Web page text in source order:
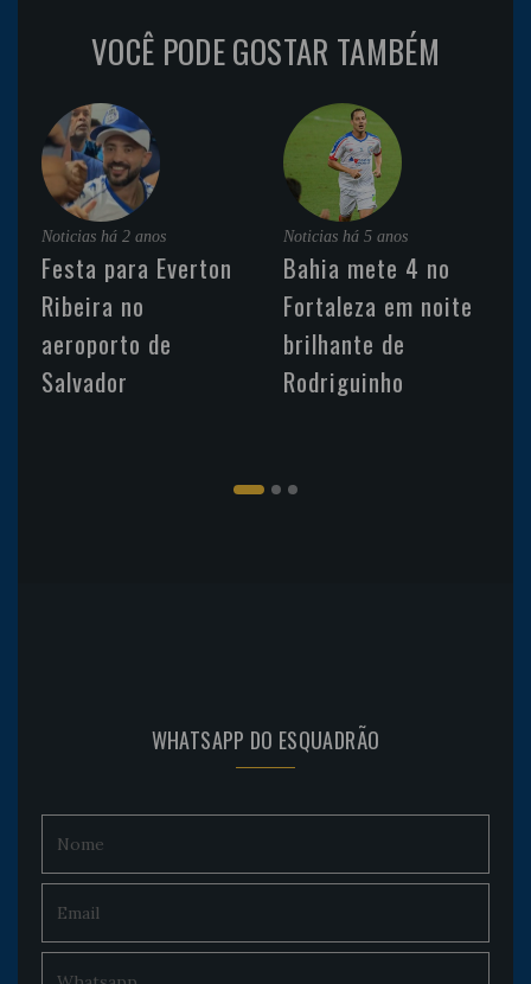
VOCÊ PODE GOSTAR TAMBÉM
Noticias há 2 anos
Festa para Everton
Ribeira no
aeroporto de
Salvador
Noticias há 5 anos
Bahia mete 4 no
Fortaleza em noite
brilhante de
Rodriguinho
WHATSAPP DO ESQUADRÃO